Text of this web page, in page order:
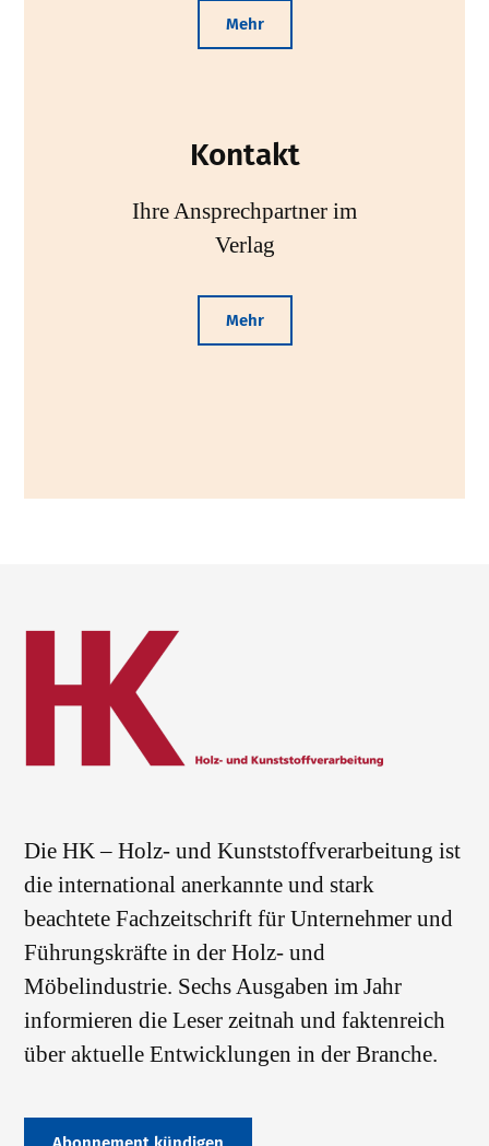
Mehr
Kontakt
Ihre Ansprechpartner im
Verlag
Mehr
Die HK – Holz- und Kunststoffverarbeitung ist
die international anerkannte und stark
beachtete Fachzeitschrift für Unternehmer und
Führungskräfte in der Holz- und
Möbelindustrie. Sechs Ausgaben im Jahr
informieren die Leser zeitnah und faktenreich
über aktuelle Entwicklungen in der Branche.